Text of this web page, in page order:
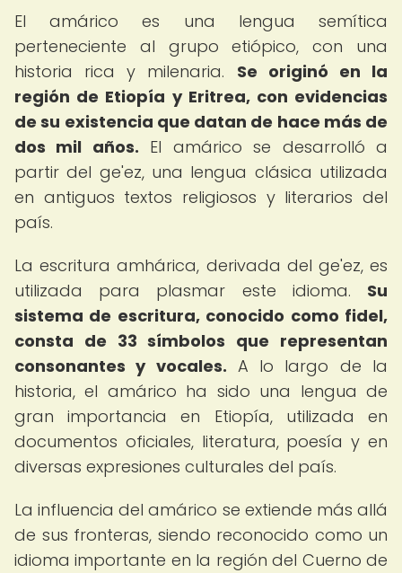
El amárico es una lengua semítica
perteneciente al grupo etiópico, con una
historia rica y milenaria. Se originó en la
región de Etiopía y Eritrea, con evidencias
de su existencia que datan de hace más de
dos mil años. El amárico se desarrolló a
partir del ge'ez, una lengua clásica utilizada
en antiguos textos religiosos y literarios del
país.
La escritura amhárica, derivada del ge'ez, es
utilizada para plasmar este idioma. Su
sistema de escritura, conocido como fidel,
consta de 33 símbolos que representan
consonantes y vocales. A lo largo de la
historia, el amárico ha sido una lengua de
gran importancia en Etiopía, utilizada en
documentos oficiales, literatura, poesía y en
diversas expresiones culturales del país.
La influencia del amárico se extiende más allá
de sus fronteras, siendo reconocido como un
idioma importante en la región del Cuerno de